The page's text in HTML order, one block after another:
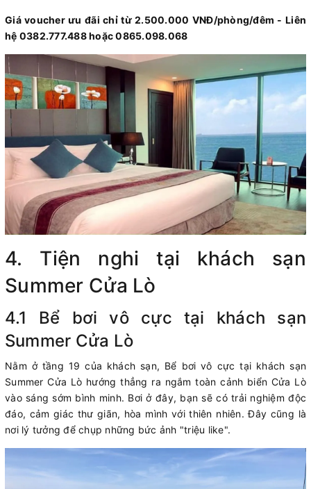
Giá voucher ưu đãi chỉ từ 2.500.000 VNĐ/phòng/đêm - Liên
hệ 0382.777.488 hoặc 0865.098.068
4. Tiện nghi tại khách sạn
Summer Cửa Lò
4.1 Bể bơi vô cực tại khách sạn
Summer Cửa Lò
Nằm ở tầng 19 của khách sạn, Bể bơi vô cực tại khách sạn
Summer Cửa Lò hướng thẳng ra ngắm toàn cảnh biển Cửa Lò
vào sáng sớm bình minh. Bơi ở đây, bạn sẽ có trải nghiệm độc
đáo, cảm giác thư giãn, hòa mình với thiên nhiên. Đây cũng là
nơi lý tưởng để chụp những bức ảnh "triệu like".